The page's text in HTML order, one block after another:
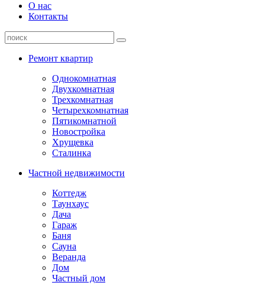
О нас
Контакты
Ремонт квартир
Однокомнатная
Двухкомнатная
Трехкомнатная
Четырехкомнатная
Пятикомнатной
Новостройка
Хрущевка
Сталинка
Частной недвижимости
Коттедж
Таунхаус
Дача
Гараж
Баня
Сауна
Веранда
Дом
Частный дом